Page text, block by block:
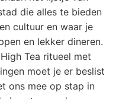
die alles te bieden
cultuur en waar je
en lekker dineren.
Tea ritueel met
moet je er beslist
ons mee op stap in